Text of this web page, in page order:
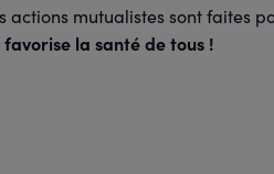
mutualistes sont faites
la santé de tous !